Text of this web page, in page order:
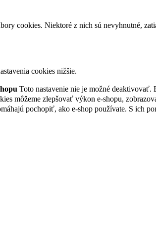
cookies. Niektoré z nich sú nevyhnutné,
cookies nižšie.
Toto nastavenie nie je možné
môžeme zlepšovať výkon e-shopu,
pochopiť, ako e-shop používate. S ich